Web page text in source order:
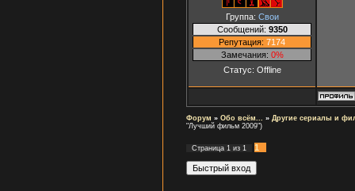
Группа: Свои
Сообщений: 9350
Репутация: 7174
Замечания: 0%
Статус: Offline
Форум » Обо всём... » Другие сериалы и
"Лучший фильм 2009")
Страница 1 из 1 1